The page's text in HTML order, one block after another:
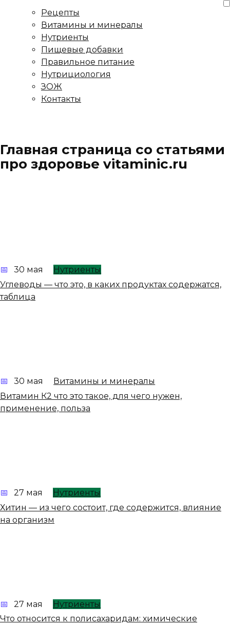
Рецепты
Витамины и минералы
Нутриенты
Пищевые добавки
Правильное питание
Нутрициология
ЗОЖ
Контакты
Главная страница со статьями
про здоровье vitaminic.ru
30 мая
Нутриенты
Углеводы — что это, в каких продуктах содержатся,
таблица
30 мая
Витамины и минералы
Витамин К2 что это такое, для чего нужен,
применение, польза
27 мая
Нутриенты
Хитин — из чего состоит, где содержится, влияние
на организм
27 мая
Нутриенты
Что относится к полисахаридам: химические